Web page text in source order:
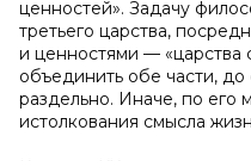
ценностей». Задачу
третьего царства,
и ценностями — «царства
объединить обе части,
раздельно. Иначе, по
истолкования смысла